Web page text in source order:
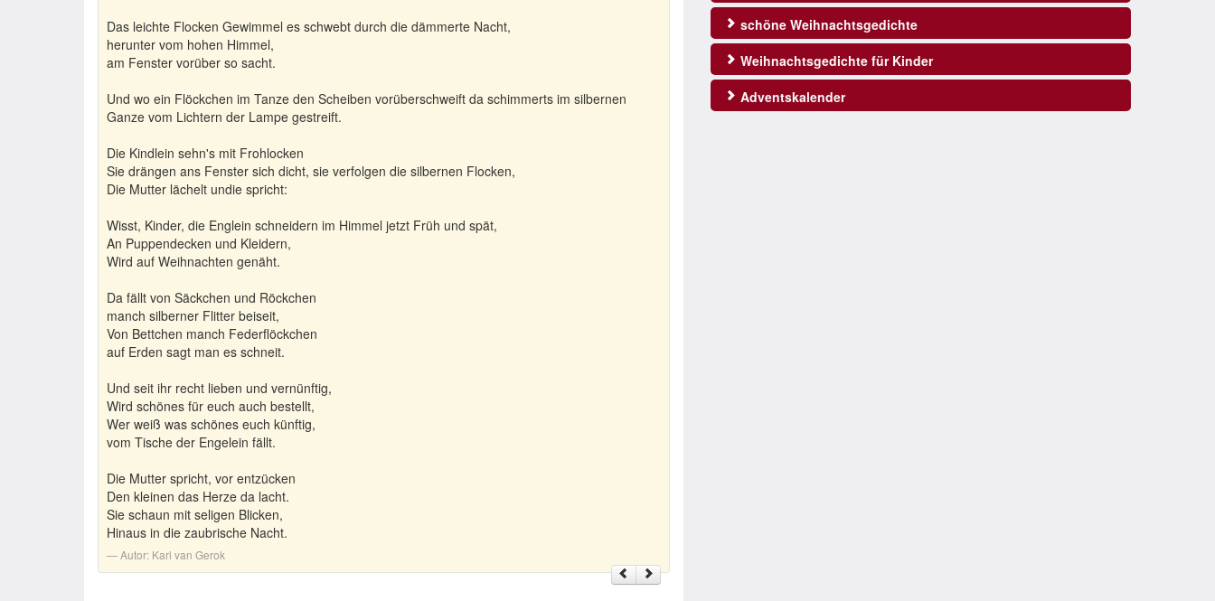
Das leichte Flocken Gewimmel es schwebt durch die dämmerte Nacht,
herunter vom hohen Himmel,
am Fenster vorüber so sacht.
Und wo ein Flöckchen im Tanze den Scheiben vorüberschweift da schimmerts im silbernen
Ganze vom Lichtern der Lampe gestreift.
Die Kindlein sehn's mit Frohlocken
Sie drängen ans Fenster sich dicht, sie verfolgen die silbernen Flocken,
Die Mutter lächelt undie spricht:
Wisst, Kinder, die Englein schneidern im Himmel jetzt Früh und spät,
An Puppendecken und Kleidern,
Wird auf Weihnachten genäht.
Da fällt von Säckchen und Röckchen
manch silberner Flitter beiseit,
Von Bettchen manch Federflöckchen
auf Erden sagt man es schneit.
Und seit ihr recht lieben und vernünftig,
Wird schönes für euch auch bestellt,
Wer weiß was schönes euch künftig,
vom Tische der Engelein fällt.
Die Mutter spricht, vor entzücken
Den kleinen das Herze da lacht.
Sie schaun mit seligen Blicken,
Hinaus in die zaubrische Nacht.
Autor: Karl van Gerok
schöne Weihnachtsgedichte
Weihnachtsgedichte für Kinder
Adventskalender